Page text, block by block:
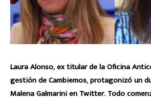
Laura Alonso, ex titular de la Oficina
gestión de Cambiemos, protagonizó un
Malena Galmarini en Twitter. Todo